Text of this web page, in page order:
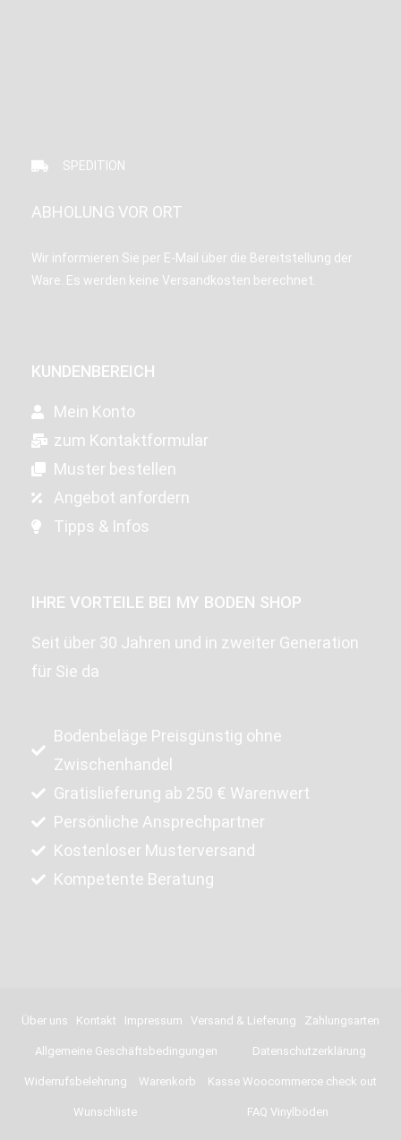
SPEDITION
ABHOLUNG VOR ORT
Wir informieren Sie per E-Mail über die Bereitstellung der
Ware. Es werden keine Versandkosten berechnet.
KUNDENBEREICH
Mein Konto
zum Kontaktformular
Muster bestellen
Angebot anfordern
Tipps & Infos
IHRE VORTEILE BEI MY BODEN SHOP
Seit über 30 Jahren und in zweiter Generation
für Sie da
Bodenbeläge Preisgünstig ohne
Zwischenhandel
Gratislieferung ab 250 € Warenwert
Persönliche Ansprechpartner
Kostenloser Musterversand
Kompetente Beratung
Über uns Kontakt Impressum Versand & Lieferung Zahlungsarten
Allgemeine Geschäftsbedingungen Datenschutzerklärung
Widerrufsbelehrung Warenkorb Kasse Woocommerce check out
Wunschliste FAQ Vinylböden